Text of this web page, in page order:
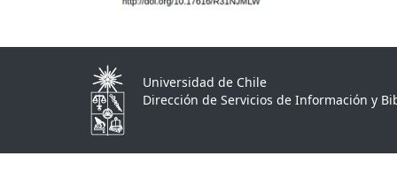
Universidad de Chile
Dirección de Servicios de Información y